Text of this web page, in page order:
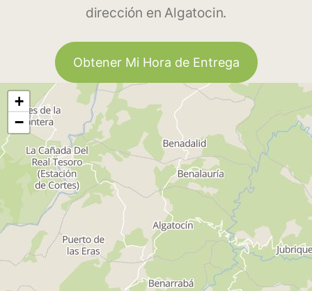
dirección en Algatocin.
Obtener Mi Hora de Entrega
+
−